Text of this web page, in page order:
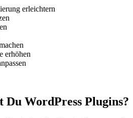
erleichtern
erhöhen
Du WordPress Plugins?